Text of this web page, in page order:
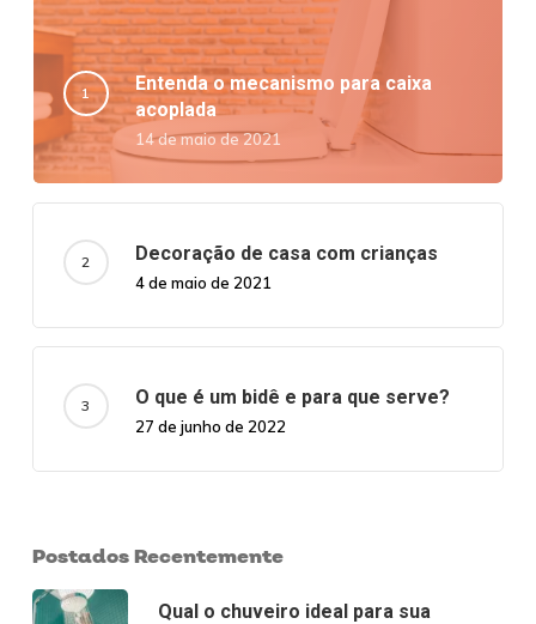
Entenda o mecanismo para caixa
acoplada
14 de maio de 2021
Decoração de casa com crianças
4 de maio de 2021
O que é um bidê e para que serve?
27 de junho de 2022
Postados Recentemente
Qual o chuveiro ideal para sua